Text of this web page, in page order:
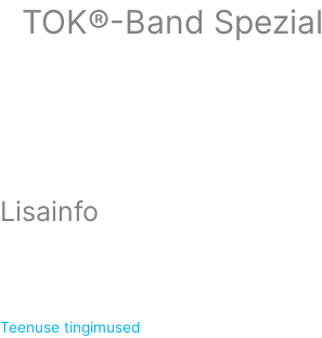
TOK®-Band Spezial
Lisainfo
Teenuse tingimused